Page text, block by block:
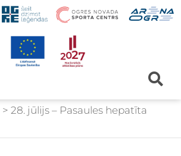
> 28. jūlijs – Pasaules hepatīta